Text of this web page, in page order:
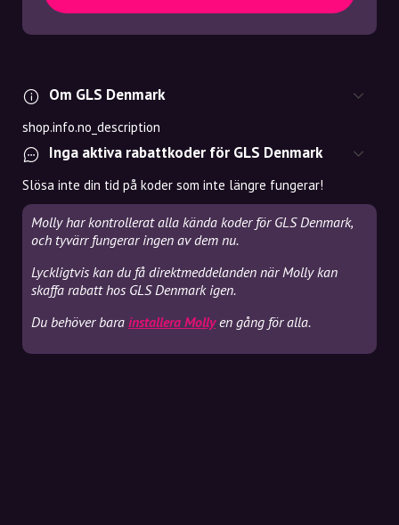
Om GLS Denmark
shop.info.no_description
Inga aktiva rabattkoder för GLS Denmark
Slösa inte din tid på koder som inte längre fungerar!
Molly har kontrollerat alla kända koder för GLS Denmark,
och tyvärr fungerar ingen av dem nu.
Lyckligtvis kan du få direktmeddelanden när Molly kan
skaffa rabatt hos GLS Denmark igen.
Du behöver bara installera Mollyen gång för alla.